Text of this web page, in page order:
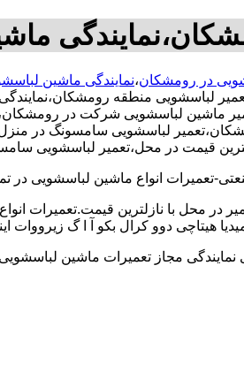
در رومشکان،نمایندگی ماشین
لباسشویی منطقه
ماشین لباسشویی شرکت در
لباسشویی سامسونگ در
قیمت در محل،تعمیر لباسشویی
انواع ماشین لباسشویی در
در محل با نازلترین قیمت.تعمیرات
هیتاچی دوو کرال بکو آ ا گ زیرووات
نمایندگی مجاز تعمیرات ماشین